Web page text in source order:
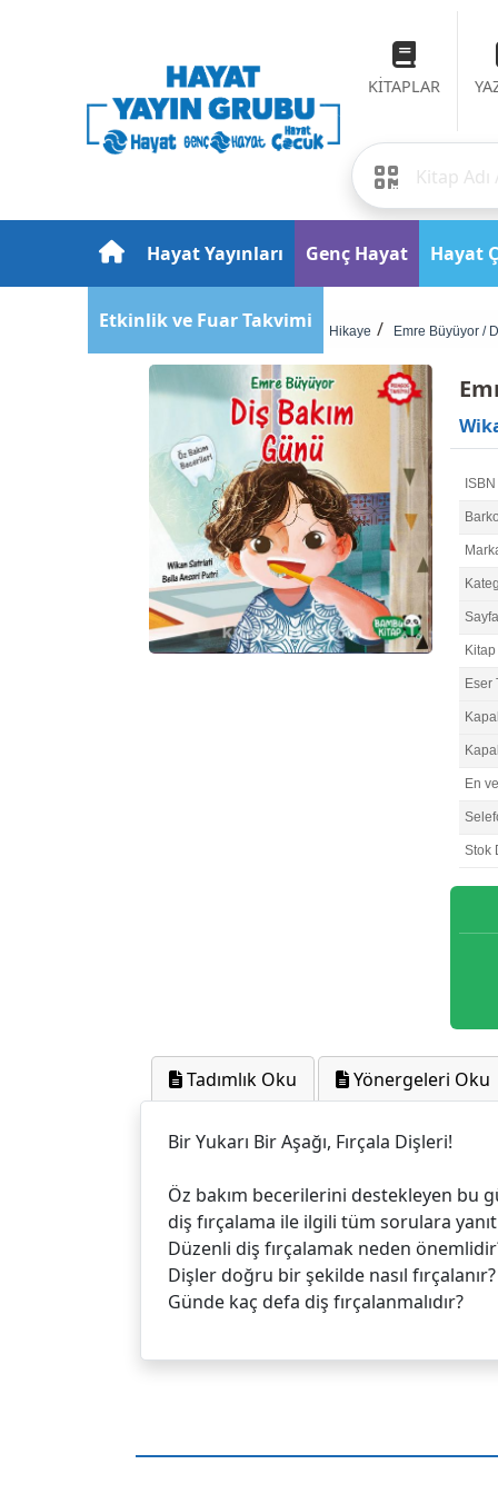
KİTAPLAR
Hayat Yayınları Genç Hayat Hayat
Etkinlik ve Fuar Takvimi
Anasayfa Çocuk Hikaye Emre Büyüyor /
ISBN
Eser
En
Stok
Tadımlık Oku Yönergeleri Oku
Bir Yukarı Bir Aşağı, Fırçala Dişleri!
Öz bakım becerilerini destekleyen bu
diş fırçalama ile ilgili tüm sorulara
Düzenli diş fırçalamak neden
Dişler doğru bir şekilde nasıl fırçalanır?
Günde kaç defa diş fırçalanmalıdır?